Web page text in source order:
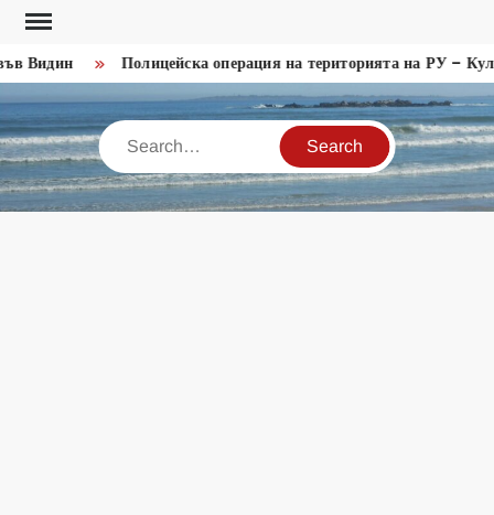
Skip
content
Видин Полицейска операция на територията на РУ – Кула
Search